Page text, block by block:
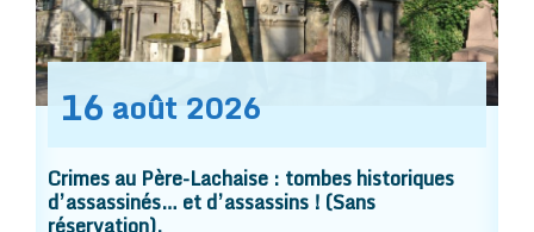
16 août 2026
Crimes au Père-Lachaise : tombes historiques
d’assassinés… et d’assassins ! (Sans